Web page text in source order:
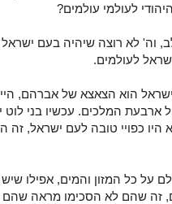
לעולמי עולמים?
וה' לא רוצה שיהיה בעם
לעולמים.
הוא הצאצא של אברהם,
המלכים. עכשיו בני לוט
כפויי טובה לעם ישראל, זה
על כל המזון והמים, אפילו
זה שהם לא הסכימו מראה שהם